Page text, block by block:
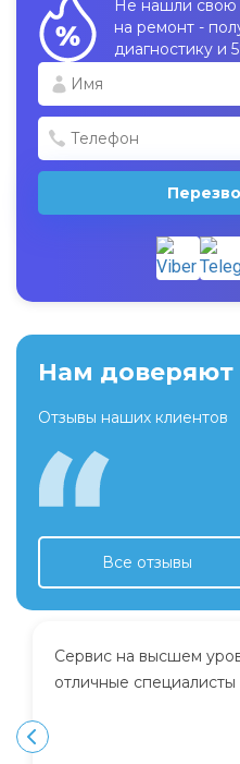
Не нашли свою
на ремонт -
диагностику и
Нам доверяют
Отзывы наших клиентов
Все отзывы
Сервис на высшем
отличные специалисты